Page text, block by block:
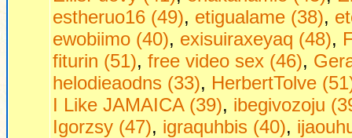
estheruo16 (49), etigualame (38),
ewobiimo (40), exisuiraxeyaq (48),
fiturin (51), free video sex (46),
helodieaodns (33), HerbertTolve
I Like JAMAICA (39), ibegivozoju
Igorzsy (47), igraquhbis (40),